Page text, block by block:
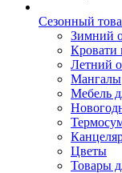
Сезонный
Зимний
Кровати
Летний
Мангалы
Мебель
Цветы
Товары